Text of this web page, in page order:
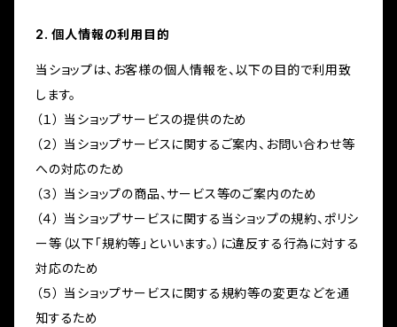
2. 個人情報の利用目的
当ショップは、お客様の個人情報を、以下の目的で利用致
します。
（１） 当ショップサービスの提供のため
（２） 当ショップサービスに関するご案内、お問い合わせ等
への対応のため
（３） 当ショップの商品、サービス等のご案内のため
（４） 当ショップサービスに関する当ショップの規約、ポリシ
ー等（以下「規約等」といいます。）に違反する行為に対する
対応のため
（５） 当ショップサービスに関する規約等の変更などを通
知するため